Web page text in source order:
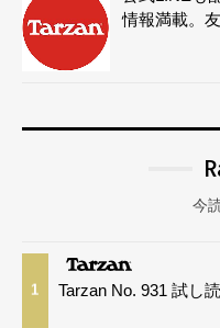
情報満載。
今
1 Tarzan No. 931 試し